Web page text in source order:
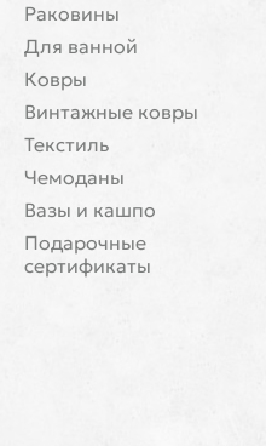
Раковины
Для ванной
Ковры
Винтажные ковры
Текстиль
Чемоданы
Вазы и кашпо
Подарочные
сертификаты